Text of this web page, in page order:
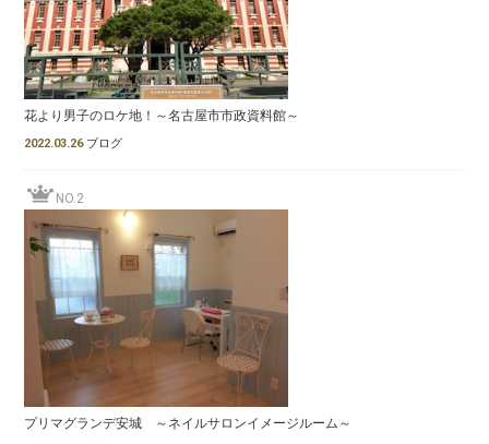
花より男子のロケ地！～名古屋市市政資料館～
2022.03.26 ブログ
NO.2
プリマグランデ安城 ～ネイルサロンイメージルーム～